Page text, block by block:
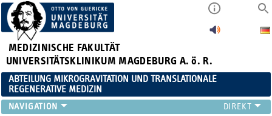
MEDIZINISCHE FAKULTÄT
UNIVERSITÄTSKLINIKUM MAGDEBURG A. ö. R.
ABTEILUNG MIKROGRAVITATION UND TRANSLATIONALE
REGENERATIVE MEDIZIN